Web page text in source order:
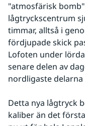
"atmosfärisk
lågtryckscentrum
timmar, alltså i
fördjupade skick
Lofoten under
senare delen av
nordligaste delarna
Detta nya lågtryck
kaliber än det